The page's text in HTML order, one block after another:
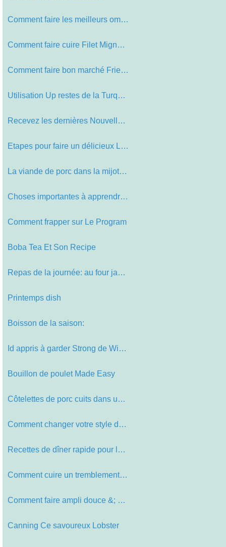
Comment faire les meilleurs omelet
Comment faire cuire Filet Mignon St…
Comment faire bon marché Fried Ric…
Utilisation Up restes de la Turquie…
Recevez les dernières Nouvelles A …
Etapes pour faire un délicieux Las…
La viande de porc dans la mijoteuse…
Choses importantes à apprendre sur…
Comment frapper sur Le Program
Boba Tea Et Son Recipe
Repas de la journée: au four jambo…
Printemps dish
Boisson de la saison:
Id appris à garder Strong de Wicke…
Bouillon de poulet Made Easy
Côtelettes de porc cuits dans un l…
Comment changer votre style de cuis…
Recettes de dîner rapide pour la r…
Comment cuire un tremblement de ter…
Comment faire ampli douce &; porc a…
Canning Ce savoureux Lobster